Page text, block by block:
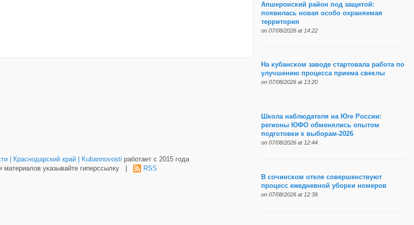
Апшеронский район под защитой:
появилась новая особо охраняемая
территория
on 07/08/2026 at 14:22
На кубанском заводе стартовала работа по
улучшению процесса приема свеклы
on 07/08/2026 at 13:20
Школа наблюдателя на Юге России:
регионы ЮФО обменялись опытом
подготовки к выборам-2026
on 07/08/2026 at 12:44
В сочинском отеле совершенствуют
процесс ежедневной уборки номеров
on 07/08/2026 at 12:39
| Краснодарский край | Kubannovosti работает с 2015 года
материалов указывайте гиперссылку | RSS